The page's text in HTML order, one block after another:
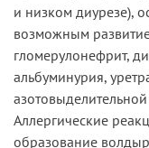
и низком диурезе),
возможным
гломерулонефрит,
альбуминурия,
Аллергические
образование